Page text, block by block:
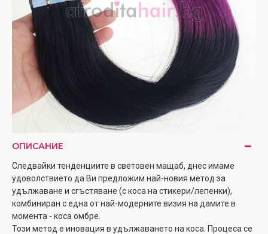
ОПИСАНИЕ
Следвайки тенденциите в световен мащаб, днес имаме
удоволствието да Ви предложим най-новия метод за
удължаване и сгъстяване (с коса на стикери/лепенки),
комбиниран с една от най-модерните визия на дамите в
момента - коса омбре.
Този метод е иновация в удължаването на коса. Процеса се